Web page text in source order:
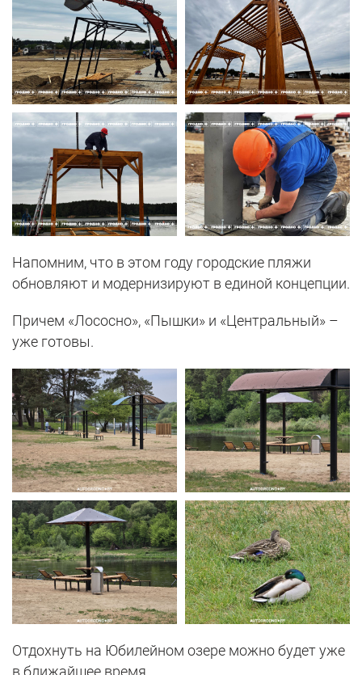
Напомним, что в этом году городские пляжи
обновляют и модернизируют в единой концепции.
Причем «Лососно», «Пышки» и «Центральный» –
уже готовы.
Отдохнуть на Юбилейном озере можно будет уже
в ближайшее время.